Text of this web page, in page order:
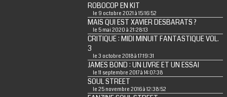
ROBOCOP EN KIT
le 9 octobre 2021 à 15:16:52
MAIS QUI EST XAVIER DESBARATS ?
le 5 mai 2020 à 21:28:13
CRITIQUE : MIDI MINUIT FANTASTIQUE VOL.
3
le 3 octobre 2018 à 17:19:31
JAMES BOND : UN LIVRE ET UN ESSAI
le 11 septembre 2017 à 14:07:38
SOUL STREET
le 25 novembre 2016 à 12:38:52